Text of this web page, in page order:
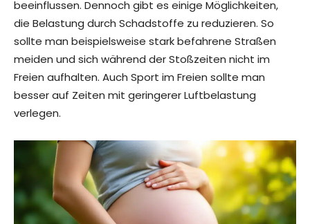
beeinflussen. Dennoch gibt es einige Möglichkeiten,
die Belastung durch Schadstoffe zu reduzieren. So
sollte man beispielsweise stark befahrene Straßen
meiden und sich während der Stoßzeiten nicht im
Freien aufhalten. Auch Sport im Freien sollte man
besser auf Zeiten mit geringerer Luftbelastung
verlegen.